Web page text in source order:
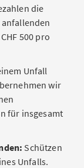
die
500 pro
Unfall
wir
für insgesamt
Schützen
Unfalls.